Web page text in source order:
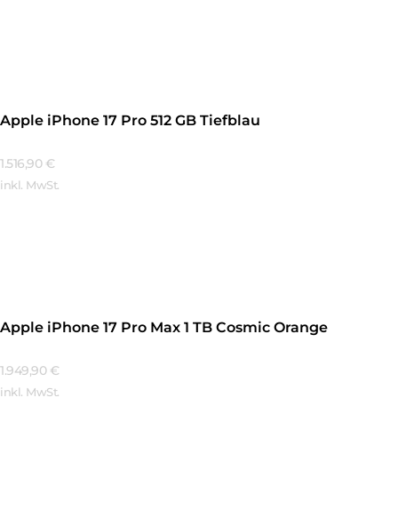
Apple iPhone 17 Pro 512 GB Tiefblau
1.516,90 €
inkl. MwSt.
Apple iPhone 17 Pro Max 1 TB Cosmic Orange
1.949,90 €
inkl. MwSt.